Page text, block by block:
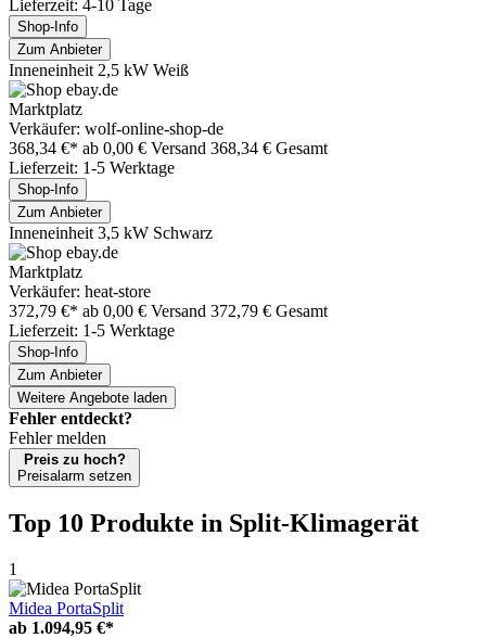
Lieferzeit: 4-10 Tage
Shop-Info
Zum Anbieter
Inneneinheit 2,5 kW Weiß
Marktplatz
Verkäufer: wolf-online-shop-de
368,34 €* ab 0,00 € Versand 368,34 € Gesamt
Lieferzeit: 1-5 Werktage
Shop-Info
Zum Anbieter
Inneneinheit 3,5 kW Schwarz
Marktplatz
Verkäufer: heat-store
372,79 €* ab 0,00 € Versand 372,79 € Gesamt
Lieferzeit: 1-5 Werktage
Shop-Info
Zum Anbieter
Weitere Angebote laden
Fehler entdeckt?
Fehler melden
Preis zu hoch?
Preisalarm setzen
Top 10 Produkte in Split-Klimagerät
1
Midea PortaSplit
ab 1.094,95 €*